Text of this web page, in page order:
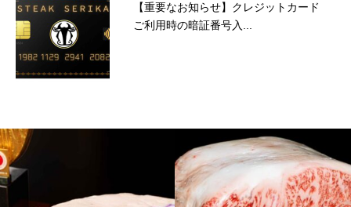
【重要なお知らせ】クレジットカード
ご利用時の暗証番号入...